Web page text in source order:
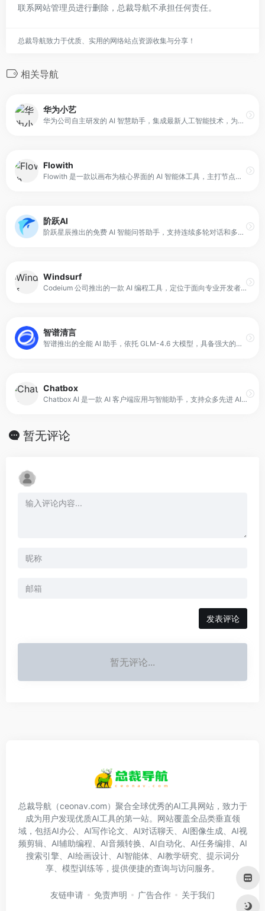
联系网站管理员进行删除，总裁导航不承担任何责任。
总裁导航致力于优质、实用的网络站点资源收集与分享！
相关导航
华为小艺
华为公司自主研发的 AI 智慧助手，集成最新人工智能技术，为用户提供多场景、多功能的智能服务。小艺支持 AI 知识问答、文档助手、写作辅助、编码辅助、鸿蒙代码生成与问答、AI 识图等功能。
Flowith
Flowith 是一款以画布为核心界面的 AI 智能体工具，主打节点式、多线程的人机交互方式。它允许用户在同一画布中创建多个独立节点，每个节点都可以与 AI 进行单独交互，并在需要时彼此关联，从而形成发散又有结构的思考网络。
阶跃AI
阶跃星辰推出的免费 AI 智能问答助手，支持连续多轮对话和多模态交互。通过文本、图像、视频及网页内容的理解与分析，平台还包括 AI 视频生成、文档阅读、研究报告生成等功能。
Windsurf
Codeium 公司推出的一款 AI 编程工具，定位于面向专业开发者的智能协作型编程助手。与传统代码补全工具不同，Windsurf 采用 AI Flow 范式，能够在开发过程中持续维护上下文状态，理解项目结构、文件依赖和当前任务目标。
智谱清言
智谱推出的全能 AI 助手，依托 GLM-4.6 大模型，具备强大的语言理解和多模态处理能力。平台支持精通对话、写作与编程，同时能够理解图像和文档内容，为用户提供智能答疑、创意激发及任务辅助服务。
Chatbox
Chatbox AI 是一款 AI 客户端应用与智能助手，支持众多先进 AI 模型与 API，并覆盖 Windows、MacOS、Android、iOS、Linux 以及网页版。它的定位是为用户提供一个跨平台、可统一调用多模型的智能入口，适合需要多终端使用 AI 的个人用户与团队。
暂无评论
发表评论
暂无评论...
总裁导航（ceonav.com）聚合全球优秀的AI工具网站，致力于
成为用户发现优质AI工具的第一站。网站覆盖全品类垂直领
域，包括AI办公、AI写作论文、AI对话聊天、AI图像生成、AI视
频剪辑、AI辅助编程、AI音频转换、AI自动化、AI任务编排、AI
搜索引擎、AI绘画设计、AI智能体、AI教学研究、提示词分
享、模型训练等，提供便捷的查询与访问服务。
友链申请 免责声明 广告合作 关于我们